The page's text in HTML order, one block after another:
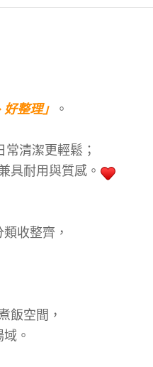
整理」 。
常清潔更輕鬆；
具耐用與質感。
收整齊，
飯空間，
。